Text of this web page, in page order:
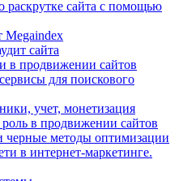
раскрутке сайта с помощью
Megaindex
сайта
в продвижении сайтов
для поискового
учет, монетизация
в продвижении сайтов
черные методы оптимизации
в интернет-маркетинге.